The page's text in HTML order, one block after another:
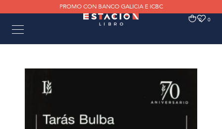
PROMO CON BANCO GALICIA E ICBC
0 0